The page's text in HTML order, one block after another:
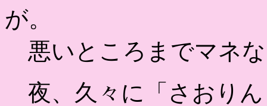
が。
悪いところまでマネ
夜、久々に「さおり